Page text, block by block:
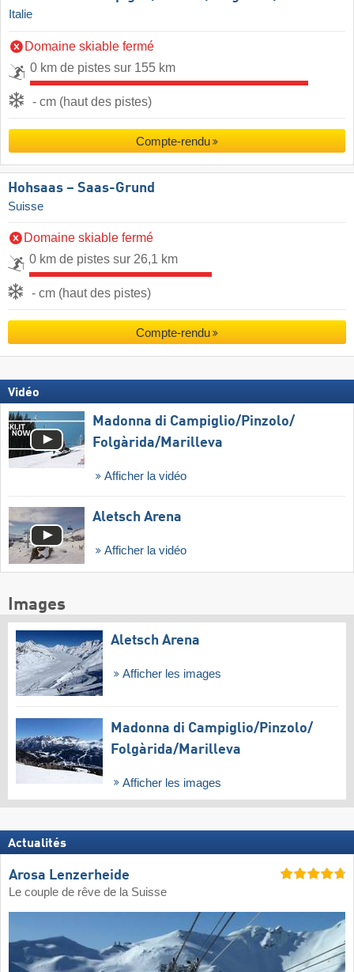
Italie
Domaine skiable fermé
0 km de pistes sur 155 km
- cm (haut des pistes)
Compte-rendu
Hohsaas – Saas-Grund
Suisse
Domaine skiable fermé
0 km de pistes sur 26,1 km
- cm (haut des pistes)
Compte-rendu
Vidéo
Madonna di Campiglio/​Pinzolo/​
Folgàrida/​Marilleva
Afficher la vidéo
Aletsch Arena
Afficher la vidéo
Images
Aletsch Arena
Afficher les images
Madonna di Campiglio/​Pinzolo/​
Folgàrida/​Marilleva
Afficher les images
Actualités
Arosa Lenzerheide
Le couple de rêve de la Suisse